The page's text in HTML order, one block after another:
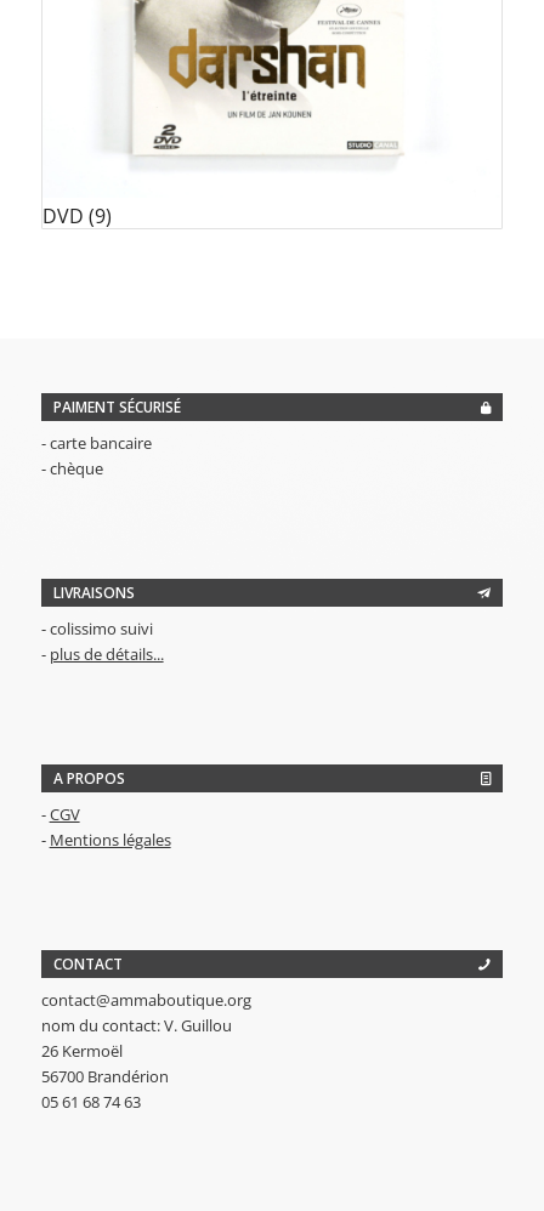
DVD (9)
PAIMENT SÉCURISÉ
- carte bancaire
- chèque
LIVRAISONS
- colissimo suivi
- plus de détails...
A PROPOS
-CGV
- Mentions légales
CONTACT
contact@ammaboutique.org
nom du contact: V. Guillou
26 Kermoël
56700 Brandérion
05 61 68 74 63